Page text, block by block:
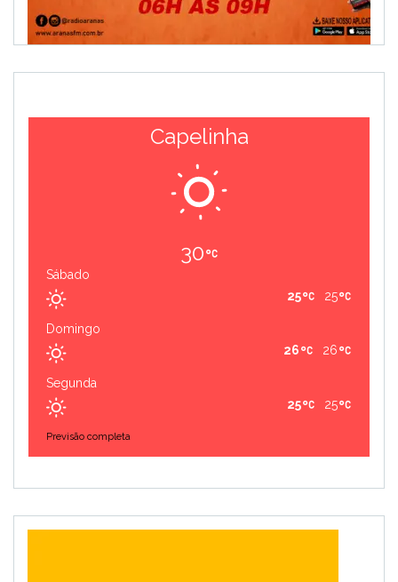
Capelinha
30
Sábado
25
25
Domingo
26
26
Segunda
25
25
Previsão completa